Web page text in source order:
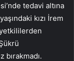
tedavi altına
kızı İrem
yetkililerden
bırakmadı.